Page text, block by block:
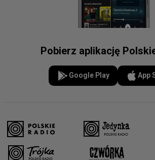
Pobierz aplikację
Google Play App